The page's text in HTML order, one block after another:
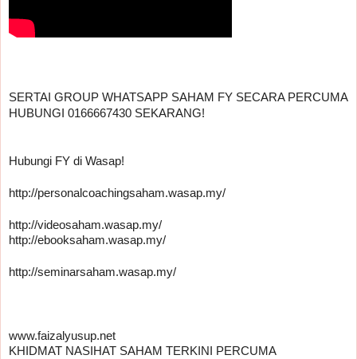
SERTAI GROUP WHATSAPP SAHAM FY SECARA PERCUMA
HUBUNGI 0166667430 SEKARANG!
Hubungi FY di Wasap!
http://personalcoachingsaham.wasap.my/
http://videosaham.wasap.my/
http://ebooksaham.wasap.my/
http://seminarsaham.wasap.my/
www.faizalyusup.net
KHIDMAT NASIHAT SAHAM TERKINI PERCUMA